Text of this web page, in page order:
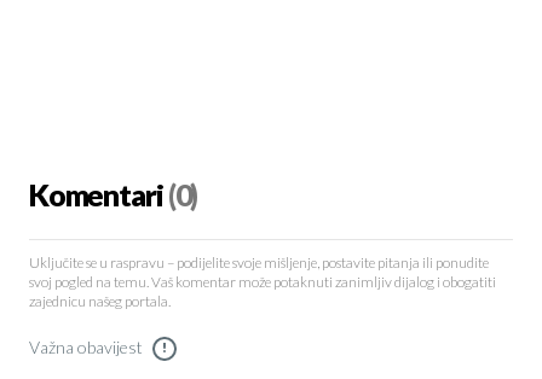
Komentari(0)
Uključite se u raspravu – podijelite svoje mišljenje, postavite pitanja ili ponudite
svoj pogled na temu. Vaš komentar može potaknuti zanimljiv dijalog i obogatiti
zajednicu našeg portala.
Važna obavijest !